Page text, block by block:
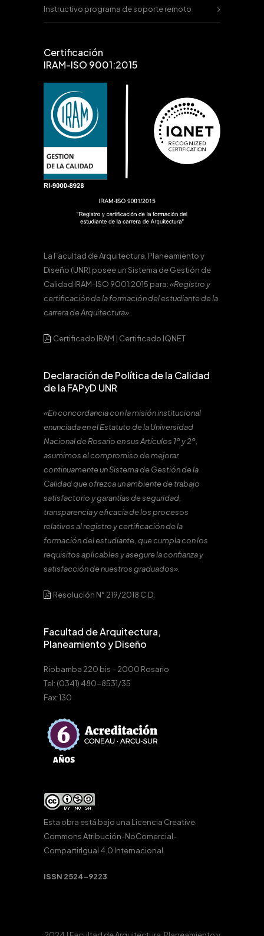
Instructivo programa de soporte remoto
Certificación
IRAM-ISO 9001:2015
La Facultad de Arquitectura, Planeamiento y
Diseño (UNR) posee un Sistema de Gestión de
Calidad IRAM-ISO 9001:2015 para:«Registro y
certificación de la formación del estudiante de la
carrera de Arquitectura».
Certificado IRAM | Certificado IQNET
Declaración de Política de la Calidad
de la FAPyD UNR
«En concordancia con la misión institucional
enunciada en el Estatuto de la Universidad
Nacional de Rosario en sus Artículos 1º y 2º,
asumimos el compromiso de mejorar
continuamente un Sistema de Gestión de la
Calidad que ofrezca un ambiente de trabajo
satisfactorio y garantías de seguridad,
transparencia y eficacia de los procesos
relativos al registro y certificación de la
formación del estudiante, que cumpla con los
requisitos aplicables y asegure la confianza y
satisfacción de nuestros graduados».
Resolución N° 219/2018 C.D.
Facultad de Arquitectura,
Planeamiento y Diseño
Riobamba 220 bis – 2000 Rosario
Tel: (0341) 480-8531/35
Fax: 130
Esta obra está bajo una Licencia Creative
Commons Atribución-NoComercial-
CompartirIgual 4.0 Internacional.
ISSN 2524-9223